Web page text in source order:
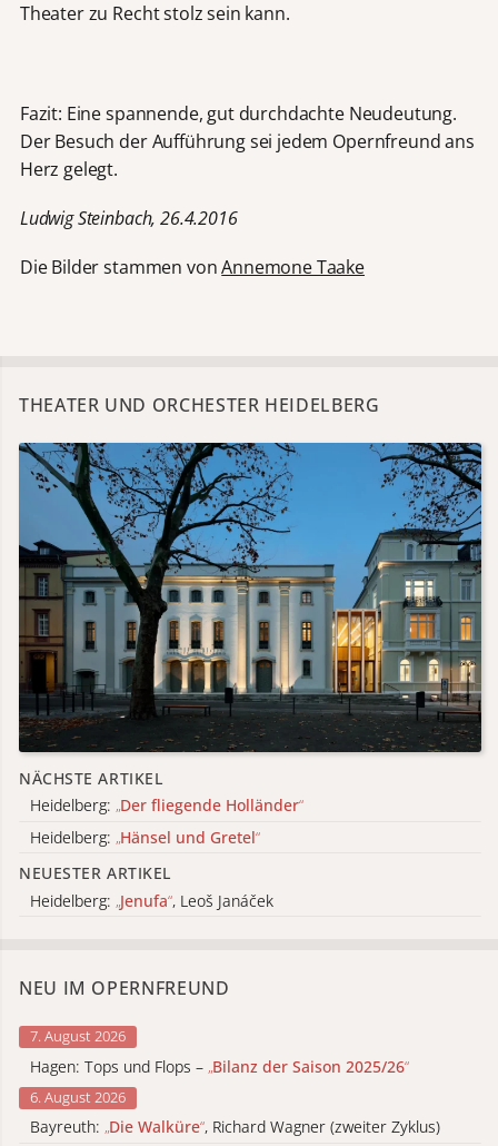
Theater zu Recht stolz sein kann.
Fazit: Eine spannende, gut durchdachte Neudeutung.
Der Besuch der Aufführung sei jedem Opernfreund ans
Herz gelegt.
Ludwig Steinbach, 26.4.2016
Die Bilder stammen vonAnnemone Taake
THEATER UND ORCHESTER HEIDELBERG
NÄCHSTE ARTIKEL
Heidelberg: „Der fliegende Holländer“
Heidelberg: „Hänsel und Gretel“
NEUESTER ARTIKEL
Heidelberg: „Jenufa“, Leoš Janáček
NEU IM OPERNFREUND
7. August 2026
Hagen: Tops und Flops – „Bilanz der Saison 2025/26“
6. August 2026
Bayreuth: „Die Walküre“, Richard Wagner (zweiter Zyklus)